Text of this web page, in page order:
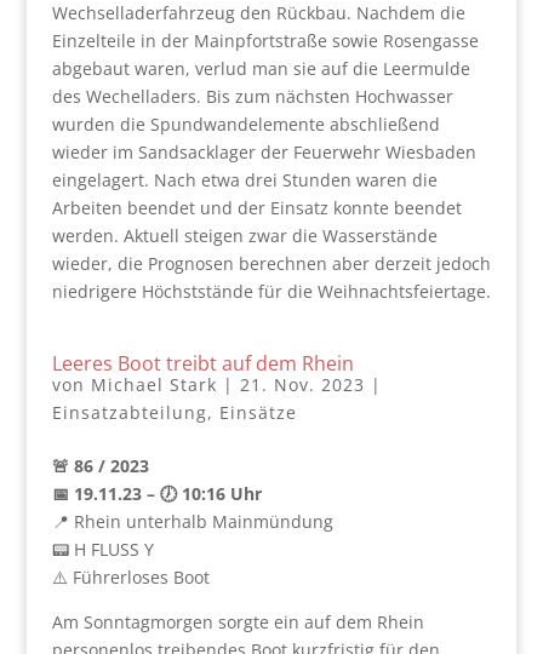
Wechselladerfahrzeug den Rückbau. Nachdem die
Einzelteile in der Mainpfortstraße sowie Rosengasse
abgebaut waren, verlud man sie auf die Leermulde
des Wechelladers. Bis zum nächsten Hochwasser
wurden die Spundwandelemente abschließend
wieder im Sandsacklager der Feuerwehr Wiesbaden
eingelagert. Nach etwa drei Stunden waren die
Arbeiten beendet und der Einsatz konnte beendet
werden. Aktuell steigen zwar die Wasserstände
wieder, die Prognosen berechnen aber derzeit jedoch
niedrigere Höchststände für die Weihnachtsfeiertage.
Leeres Boot treibt auf dem Rhein
von Michael Stark | 21. Nov. 2023 |
Einsatzabteilung, Einsätze
🚨 86 / 2023
📅 19.11.23 – 🕖 10:16 Uhr
📍 Rhein unterhalb Mainmündung
📟 H FLUSS Y
⚠️ Führerloses Boot
Am Sonntagmorgen sorgte ein auf dem Rhein